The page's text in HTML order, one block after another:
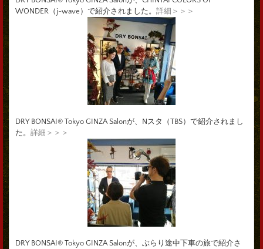
WONDER（j-wave）で紹介されました。 詳細＞＞＞
DRY BONSAI® Tokyo GINZA Salonが、Nスタ（TBS）で紹介されまし
た。 詳細＞＞＞
DRY BONSAI® Tokyo GINZA Salonが、ぶらり途中下車の旅で紹介さ